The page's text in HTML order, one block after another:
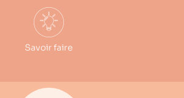
Savoir faire